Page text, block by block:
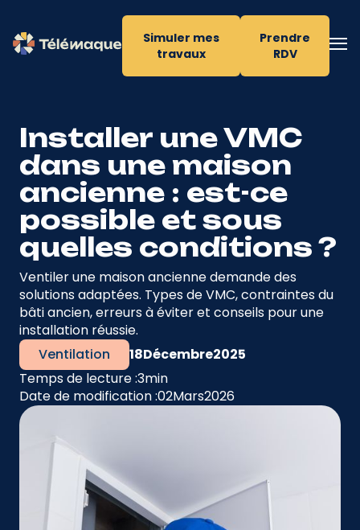
Simuler mes
travaux
Prendre
RDV
Installer une VMC
dans une maison
ancienne : est-ce
possible et sous
quelles conditions ?
Ventiler une maison ancienne demande des
solutions adaptées. Types de VMC, contraintes du
bâti ancien, erreurs à éviter et conseils pour une
installation réussie.
Ventilation
18Décembre2025
Temps de lecture :3min
Date de modification :02Mars2026